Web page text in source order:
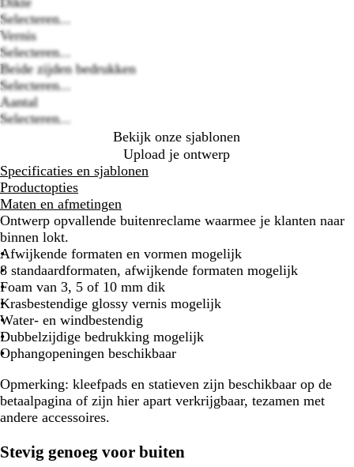
Selecteren...
Vernis
Selecteren...
Beide zijden bedrukken
Selecteren...
Aantal
Selecteren...
Bekijk onze sjablonen
Upload je ontwerp
Specificaties en sjablonen
Productopties
Maten en afmetingen
Ontwerp opvallende buitenreclame waarmee je klanten naar
binnen lokt.
Afwijkende formaten en vormen mogelijk
8 standaardformaten, afwijkende formaten mogelijk
Foam van 3, 5 of 10 mm dik
Krasbestendige glossy vernis mogelijk
Water- en windbestendig
Dubbelzijdige bedrukking mogelijk
Ophangopeningen beschikbaar
Opmerking: kleefpads en statieven zijn beschikbaar op de
betaalpagina of zijn hier apart verkrijgbaar, tezamen met
andere accessoires.
Stevig genoeg voor buiten